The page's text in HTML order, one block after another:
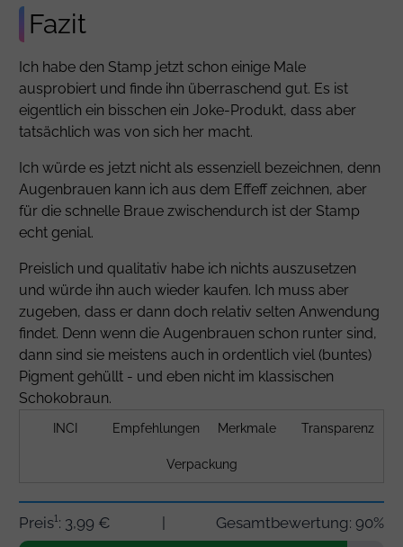
Fazit
Ich habe den Stamp jetzt schon einige Male
ausprobiert und finde ihn überraschend gut. Es ist
eigentlich ein bisschen ein Joke-Produkt, dass aber
tatsächlich was von sich her macht.
Ich würde es jetzt nicht als essenziell bezeichnen, denn
Augenbrauen kann ich aus dem Effeff zeichnen, aber
für die schnelle Braue zwischendurch ist der Stamp
echt genial.
Preislich und qualitativ habe ich nichts auszusetzen
und würde ihn auch wieder kaufen. Ich muss aber
zugeben, dass er dann doch relativ selten Anwendung
findet. Denn wenn die Augenbrauen schon runter sind,
dann sind sie meistens auch in ordentlich viel (buntes)
Pigment gehüllt - und eben nicht im klassischen
Schokobraun.
INCI Empfehlungen Merkmale Transparenz
Verpackung
Preis¹: 3,99 € Gesamtbewertung: 90%